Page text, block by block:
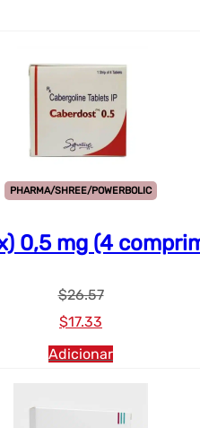
PHARMA/SHREE/POWERBOLIC
0,5 mg (4
$26.57
Preço
original
$17.33
atual:
Adicionar